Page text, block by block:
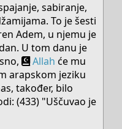
sabiranje,
To je šesti
Adem, u njemu je
U tom danu je
Allah će mu
arapskom jeziku
također, bilo
(433) "Uščuvao je